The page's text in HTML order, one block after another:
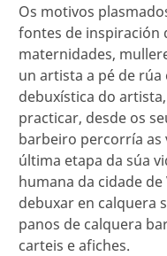
Os motivos
fontes de inspiración
maternidades,
un artista a pé de
debuxística do
practicar, desde os
barbeiro percorría as
última etapa da súa
humana da cidade
debuxar en calquera
panos de calquera
carteis e afiches.